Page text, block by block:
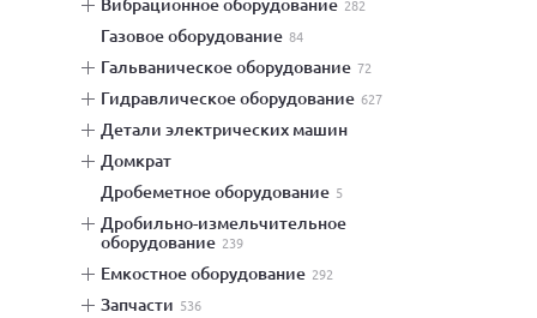
282
газовое оборудование 84
гальваническое оборудование 72
гидравлическое оборудование 627
детали электрических машин
домкрат
дробеметное оборудование 5
дробильно-измельчительное
оборудование 239
емкостное оборудование 292
запчасти 536